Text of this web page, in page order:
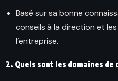
Basé sur sa bonne
conseils à la direction et
l’entreprise.
2. Quels sont les domaines de